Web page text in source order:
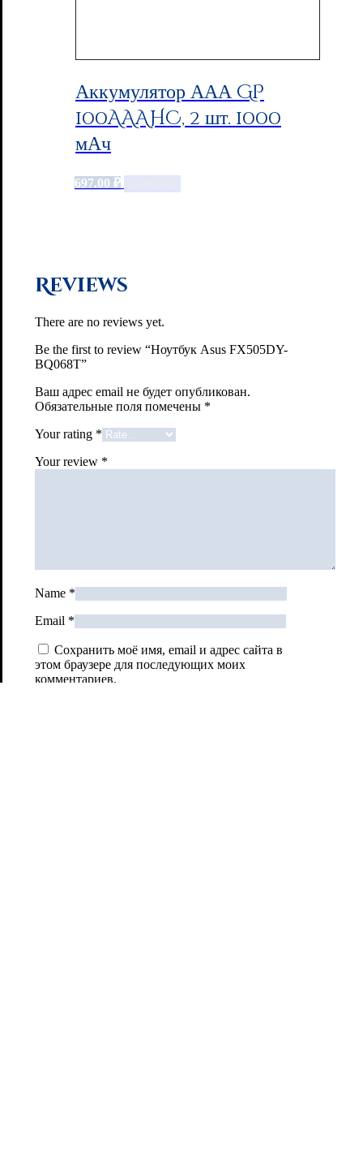
Аккумулятор ААА GP
100AAAHC, 2 шт. 1000
мАч
697.00 ₽
Reviews
There are no reviews yet.
Be the first to review “Ноутбук Asus FX505DY-
BQ068T”
Ваш адрес email не будет опубликован.
Обязательные поля помечены *
Your rating *
Your review *
Name *
Email *
Сохранить моё имя, email и адрес сайта в
этом браузере для последующих моих
комментариев.